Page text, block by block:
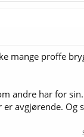
mange proffe
andre har for
avgjørende. Og